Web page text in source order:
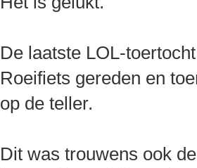
De laatste LOL-
Roeifiets gereden en
op de teller.
Dit was trouwens ook